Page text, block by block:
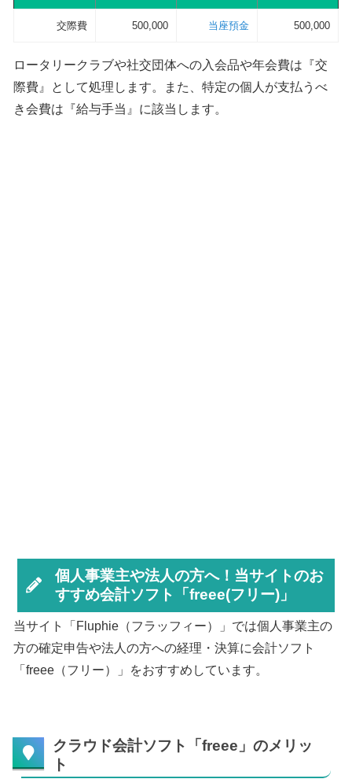
交際費 500,000 当座預金 500,000
ロータリークラブや社交団体への入会品や年会費は『交
際費』として処理します。また、特定の個人が支払うべ
き会費は『給与手当』に該当します。
個人事業主や法人の方へ！当サイトのお
すすめ会計ソフト「freee(フリー)」
当サイト「Fluphie（フラッフィー）」では個人事業主の
方の確定申告や法人の方への経理・決算に会計ソフト
「freee（フリー）」をおすすめしています。
クラウド会計ソフト「freee」のメリッ
ト